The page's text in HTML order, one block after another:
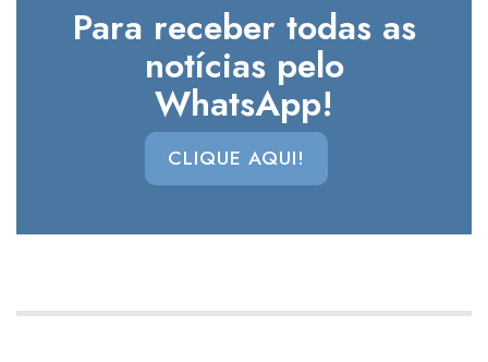
Para receber todas as
notícias pelo
WhatsApp!
CLIQUE AQUI!